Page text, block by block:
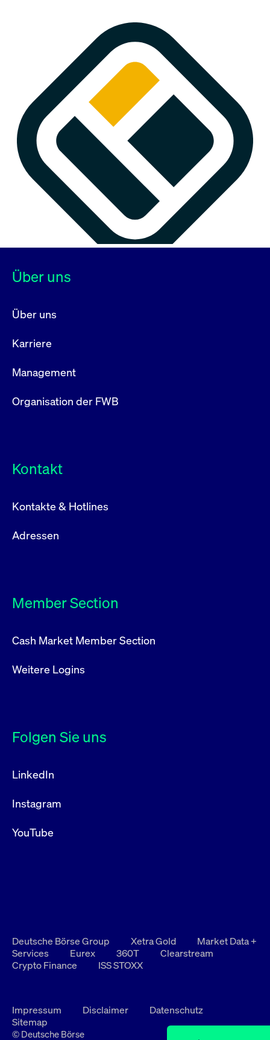
Über uns
Über uns
Karriere
Management
Organisation der FWB
Kontakt
Kontakte & Hotlines
Adressen
Member Section
Cash Market Member Section
Weitere Logins
Folgen Sie uns
LinkedIn
Instagram
YouTube
Deutsche Börse Group Xetra Gold
Market Data +
Services
Eurex 360T
Clearstream
Crypto Finance
ISS STOXX
Impressum Disclaimer
Datenschutz
Sitemap
© Deutsche Börse